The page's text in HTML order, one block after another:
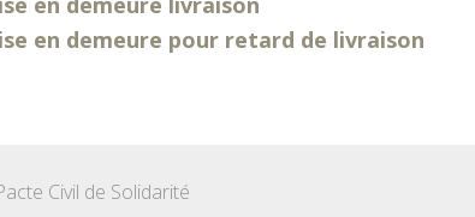
en demeure pour retard de livraison
Civil de Solidarité